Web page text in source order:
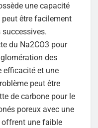
une capacité
peut être facilement
du Na2CO3 pour
des
efficacité et une
peut être
de carbone pour le
poreux avec une
offrent une faible